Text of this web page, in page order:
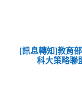
[訊息轉知]教育
科大策略聯